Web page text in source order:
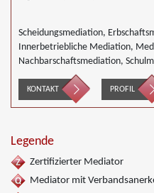
Scheidungsmediation,
Innerbetriebliche Mediation,
Nachbarschaftsmediation,
KONTAKT PROFIL
Legende
Zertifizierter Mediator
Mediator mit